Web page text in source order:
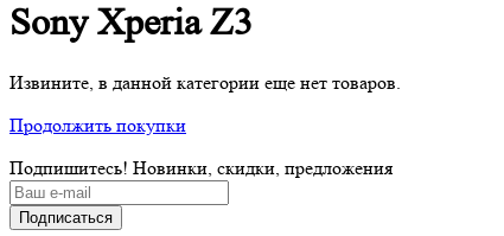
Sony Xperia Z3
Извините, в данной категории еще нет товаров.
Продолжить покупки
Подпишитесь! Новинки, скидки, предложения